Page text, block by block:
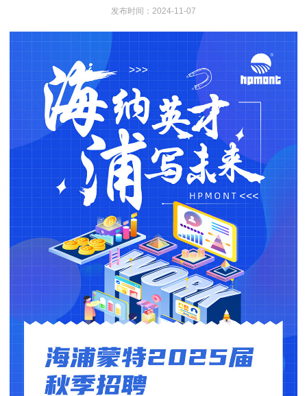
发布时间：2024-11-07